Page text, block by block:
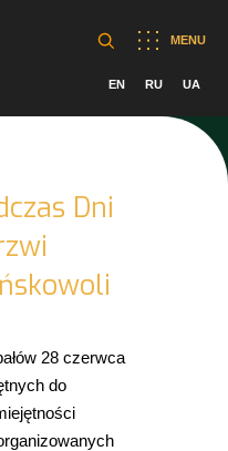
MENU
EN RU UA
Dni
28 czerwca
do